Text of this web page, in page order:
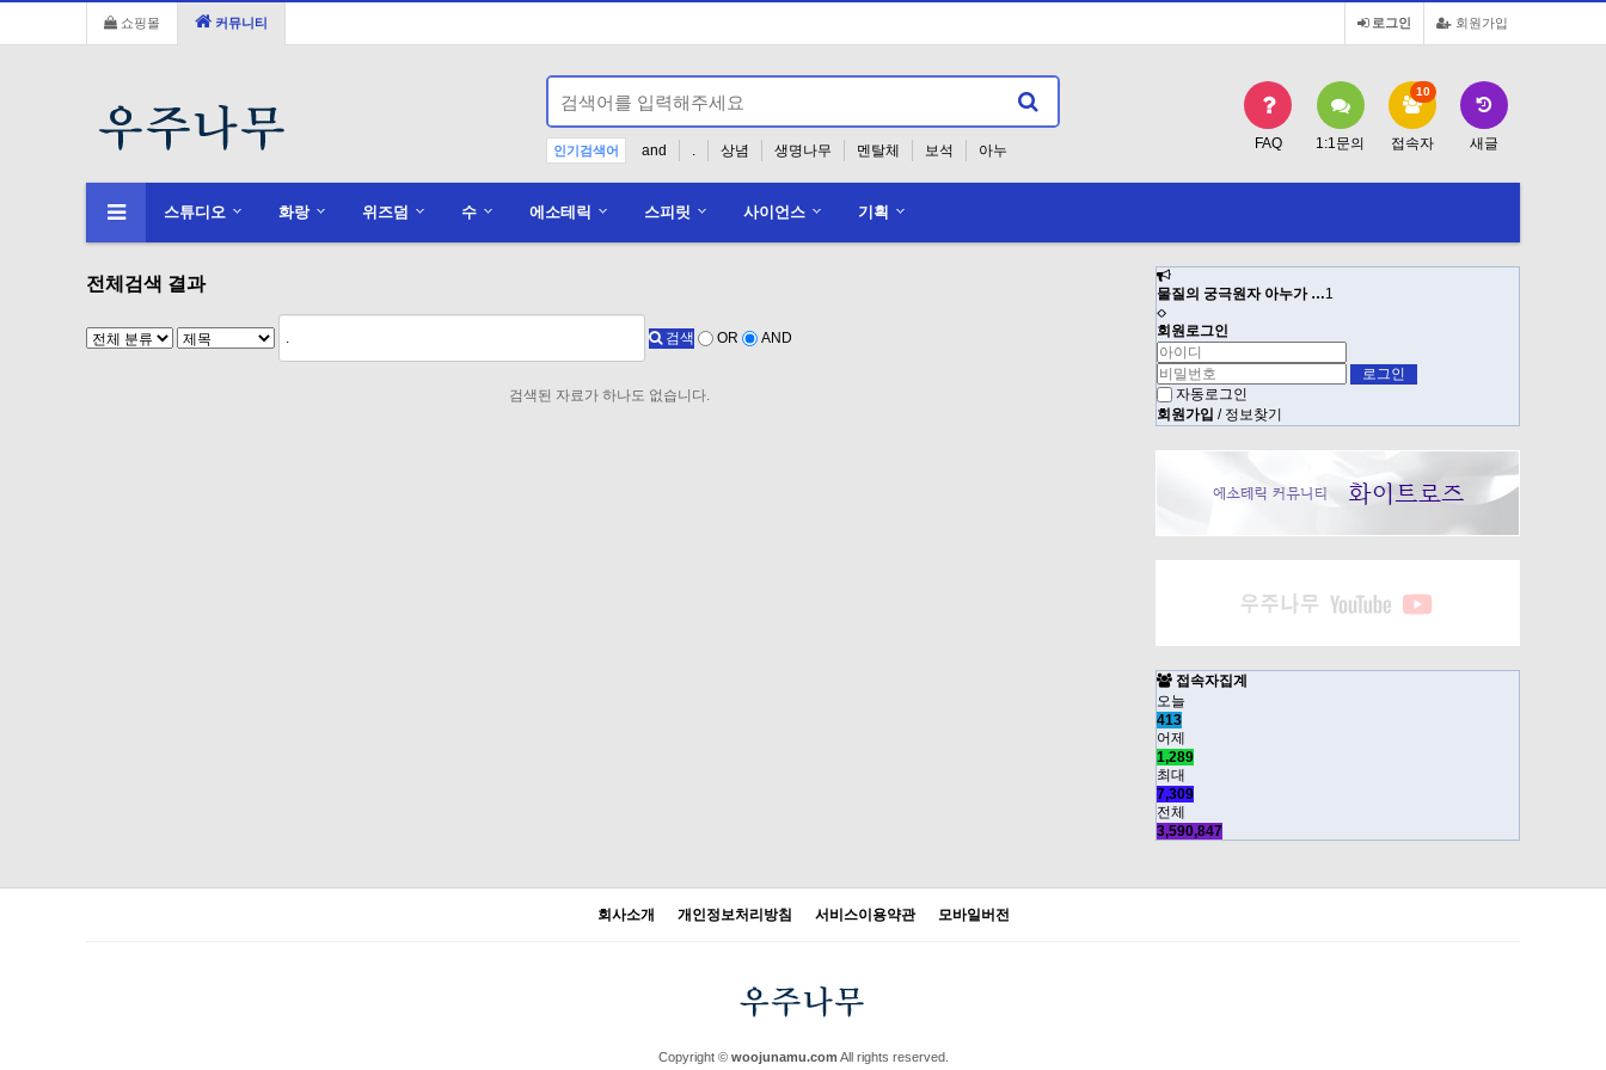
회원가입
로그인
쇼핑몰 커뮤니티
인기검색어 and . 상념 생명나무 멘탈체 보석 아누 FAQ 1:1문의 접속자
10
새글
스튜디오 화랑 위즈덤 수 에소테릭 스피릿 사이언스 기획
전체검색 결과
검색 OR AND
검색된 자료가 하나도 없습니다.
물질의 궁극원자 아누가 …1
회원로그인
자동로그인
회원가입 / 정보찾기
접속자집계
오늘
413
어제
1,289
최대
7,309
전체
3,590,847
회사소개 개인정보처리방침 서비스이용약관 모바일버전
Copyright © woojunamu.com All rights reserved.